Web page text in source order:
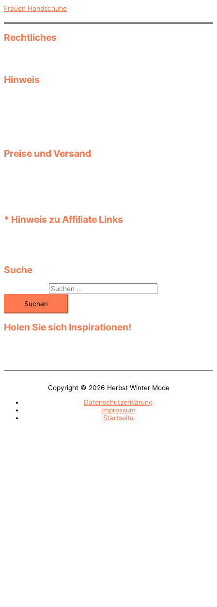
Frauen Handschuhe
Rechtliches
Hinweis
Preise und Versand
* Hinweis zu Affiliate Links
Suche
Holen Sie sich Inspirationen!
Copyright © 2026 Herbst Winter Mode
Datenschutzerklärung
Impressum
Startseite